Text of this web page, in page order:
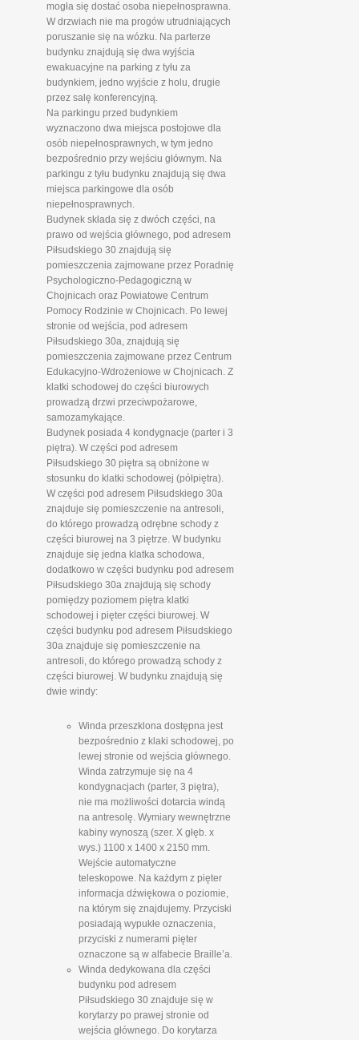
mogła się dostać osoba niepełnosprawna.
W drzwiach nie ma progów utrudniających
poruszanie się na wózku. Na parterze
budynku znajdują się dwa wyjścia
ewakuacyjne na parking z tyłu za
budynkiem, jedno wyjście z holu, drugie
przez salę konferencyjną.
Na parkingu przed budynkiem
wyznaczono dwa miejsca postojowe dla
osób niepełnosprawnych, w tym jedno
bezpośrednio przy wejściu głównym. Na
parkingu z tyłu budynku znajdują się dwa
miejsca parkingowe dla osób
niepełnosprawnych.
Budynek składa się z dwóch części, na
prawo od wejścia głównego, pod adresem
Piłsudskiego 30 znajdują się
pomieszczenia zajmowane przez Poradnię
Psychologiczno-Pedagogiczną w
Chojnicach oraz Powiatowe Centrum
Pomocy Rodzinie w Chojnicach. Po lewej
stronie od wejścia, pod adresem
Piłsudskiego 30a, znajdują się
pomieszczenia zajmowane przez Centrum
Edukacyjno-Wdrożeniowe w Chojnicach. Z
klatki schodowej do części biurowych
prowadzą drzwi przeciwpożarowe,
samozamykające.
Budynek posiada 4 kondygnacje (parter i 3
piętra). W części pod adresem
Piłsudskiego 30 piętra są obniżone w
stosunku do klatki schodowej (półpiętra).
W części pod adresem Piłsudskiego 30a
znajduje się pomieszczenie na antresoli,
do którego prowadzą odrębne schody z
części biurowej na 3 piętrze. W budynku
znajduje się jedna klatka schodowa,
dodatkowo w części budynku pod adresem
Piłsudskiego 30a znajdują się schody
pomiędzy poziomem piętra klatki
schodowej i pięter części biurowej. W
części budynku pod adresem Piłsudskiego
30a znajduje się pomieszczenie na
antresoli, do którego prowadzą schody z
części biurowej. W budynku znajdują się
dwie windy:
Winda przeszklona dostępna jest
bezpośrednio z klaki schodowej, po
lewej stronie od wejścia głównego.
Winda zatrzymuje się na 4
kondygnacjach (parter, 3 piętra),
nie ma możliwości dotarcia windą
na antresolę. Wymiary wewnętrzne
kabiny wynoszą (szer. X głęb. x
wys.) 1100 x 1400 x 2150 mm.
Wejście automatyczne
teleskopowe. Na każdym z pięter
informacja dźwiękowa o poziomie,
na którym się znajdujemy. Przyciski
posiadają wypukłe oznaczenia,
przyciski z numerami pięter
oznaczone są w alfabecie Braille’a.
Winda dedykowana dla części
budynku pod adresem
Piłsudskiego 30 znajduje się w
korytarzy po prawej stronie od
wejścia głównego. Do korytarza